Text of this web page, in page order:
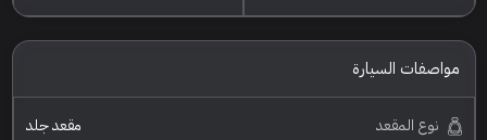
مواصفات السيارة
نوع المقعد مقعد جلد